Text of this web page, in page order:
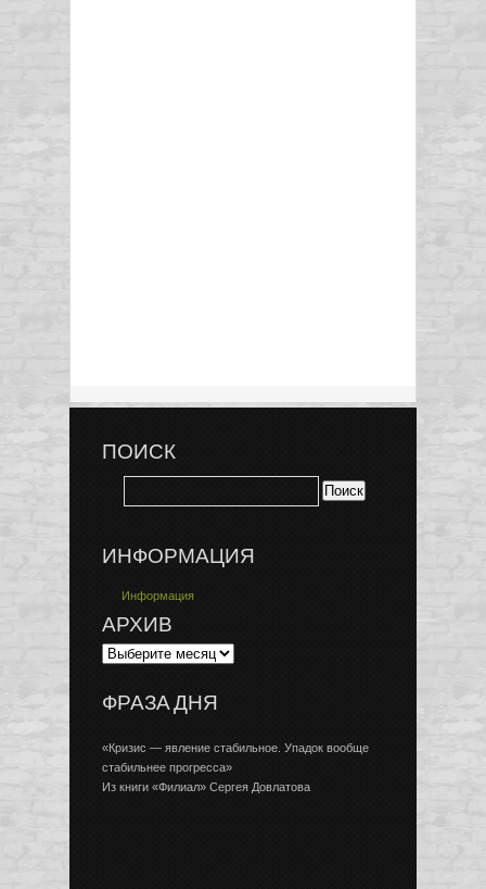
ПОИСК
ИНФОРМАЦИЯ
Информация
АРХИВ
ФРАЗА ДНЯ
«Кризис — явление стабильное. Упадок вообще
стабильнее прогресса»
Из книги «Филиал» Сергея Довлатова